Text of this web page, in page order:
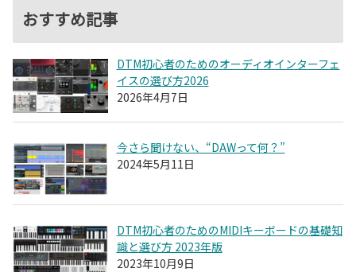
おすすめ記事
DTM初心者のためのオーディオインターフェ
イスの選び方2026
2026年4月7日
今さら聞けない、“DAWって何？”
2024年5月11日
DTM初心者のためのMIDIキーボードの基礎知
識と選び方 2023年版
2023年10月9日